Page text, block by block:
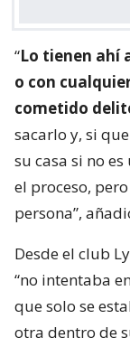
“Lo tienen ahí
o con
cometido
sacarlo y, si
su casa si no
el proceso,
persona”,
Desde el club
“no intentaba
que solo se
otra dentro de